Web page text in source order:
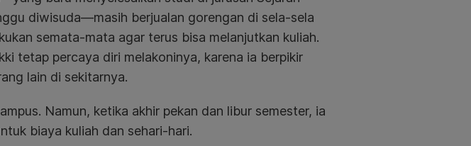
diwisuda—masih berjualan gorengan di sela-sela
semata-mata agar terus bisa melanjutkan kuliah.
tetap percaya diri melakoninya, karena ia berpikir
lain di sekitarnya.
Namun, ketika akhir pekan dan libur semester, ia
biaya kuliah dan sehari-hari.